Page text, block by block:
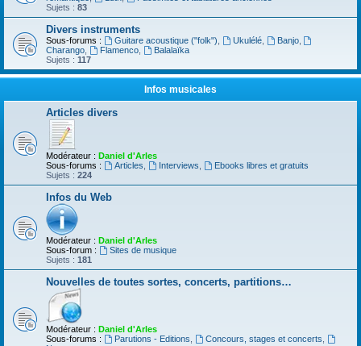
Sujets : 83
Divers instruments
Sous-forums : Guitare acoustique ("folk") Ukulélé, Banjo,
Charango
Flamenco,
Balalaïka
Sujets : 117
Infos musicales
Articles divers
Modérateur : Daniel d'Arles
Sous-forums :
Articles Interviews
Ebooks libres et gratuits
Sujets : 224
Infos du Web
Modérateur : Daniel d'Arles
Sous-forum :
Sites de musique
Sujets : 181
Nouvelles de toutes sortes, concerts, partitions…
Modérateur : Daniel d'Arles
Sous-forums :
Parutions - Editions Concours, stages et concerts